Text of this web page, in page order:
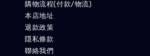
購物流程(付款/物流)
本店地址
退款政策
隱私條款
聯絡我們